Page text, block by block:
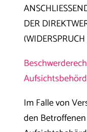
DER
Im Falle von
den